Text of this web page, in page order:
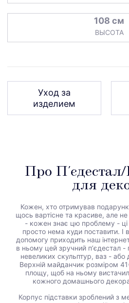
108 см
ВЫСОТА
Уход за
изделием
Про П'єдестал/
для
Кожен, хто отримував
щось вартісне та красиве, але
- кожен знає цю проблему - ці
просто нема куди поставити.
допомогу приходить наш
в ньому цей зручний пʼєдестал -
невеликих скульптур, ваз - або
Верхній майданчик розміром
площу, щоб на ньому
кожного домашнього
Корпус підставки зроблений з